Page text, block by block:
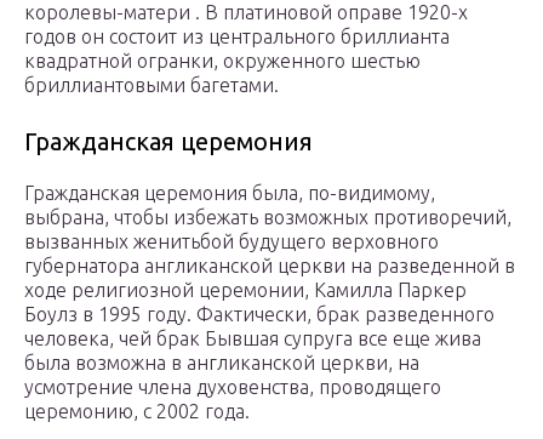
королевы-матери . В платиновой оправе 1920-х
годов он состоит из центрального бриллианта
квадратной огранки, окруженного шестью
бриллиантовыми багетами.
Гражданская церемония
Гражданская церемония была, по-видимому,
выбрана, чтобы избежать возможных противоречий,
вызванных женитьбой будущего верховного
губернатора англиканской церкви на разведенной в
ходе религиозной церемонии, Камилла Паркер
Боулз в 1995 году. Фактически, брак разведенного
человека, чей брак Бывшая супруга все еще жива
была возможна в англиканской церкви, на
усмотрение члена духовенства, проводящего
церемонию, с 2002 года.